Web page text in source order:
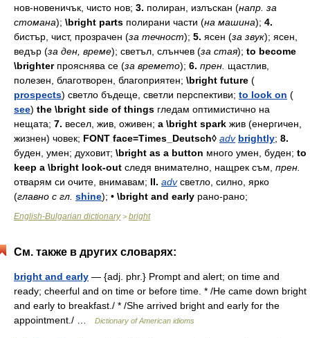
нов-новеничък, чисто нов; 3. полиран, излъскан (напр. за
стомана); \bright parts полирани части (на машина); 4.
бистър, чист, прозрачен (за течност); 5. ясен (за звук); ясен,
ведър (за ден, време); светъл, слънчев (за стая); to become
\brighterпрояснява се (за времето); 6. прен. щастлив,
полезен, благотворен, благоприятен; \bright future (
prospects) светло бъдеще, светли перспективи; to look on (
see) the \bright side of things гледам оптимистично на
нещата; 7. весел, жив, оживен; a \bright spark жив (енергичен,
жизнен) човек; FONT face=Times_Deutsch◊ adv brightly; 8.
буден, умен; духовит; \bright as a button много умен, буден; to
keep a \bright look-out следя внимателно, нащрек съм, прен.
отварям си очите, внимавам; II. adv светло, силно, ярко
(главно с гл. shine); • \bright and early рано-рано;
English-Bulgarian dictionary> bright
См. также в других словарях:
bright and early — {adj. phr.} Prompt and alert; on time and
ready; cheerful and on time or before time. * /He came down bright
and early to breakfast./ * /She arrived bright and early for the
appointment./ …
Dictionary of American idioms